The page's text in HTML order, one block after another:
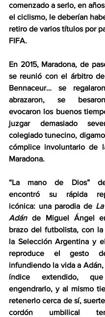
comenzado a serlo, en
el ciclismo, le deberían
retiro de varios títulos por
FIFA.
En 2015, Maradona, de
se reunió con el árbitro
Bennaceur… se
abrazaron, se
evocaron los buenos
juzgar demasiado
colegiado tunecino,
cómplice involuntario de
Maradona.
“La mano de Dios”
encontró su rápida
icónica: una parodia de
Adán de Miguel Ángel
brazo del futbolista, con la
la Selección Argentina y
reproduce el gesto
infundiendo la vida a
índice extendido, que
engendrarlo, y al mismo
retenerlo cerca de sí,
cordón umbilical